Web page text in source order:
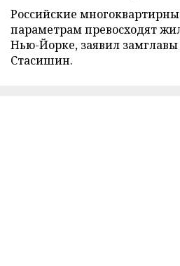
Российские
параметрам превосходят
Нью-Йорке, заявил
Стасишин.